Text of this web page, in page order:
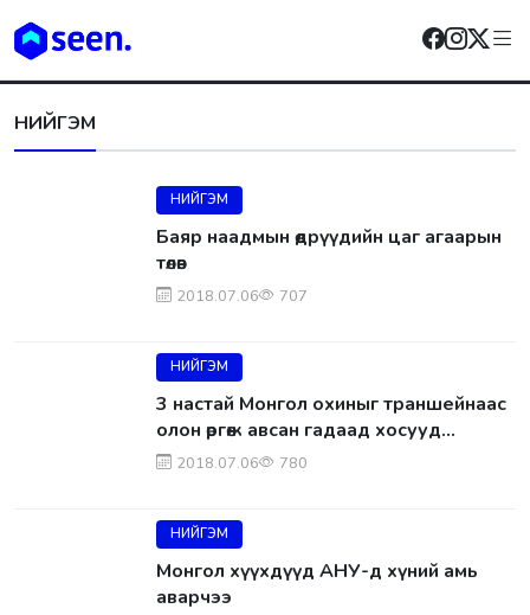
НИЙГЭМ
НИЙГЭМ
Баяр наадмын өдрүүдийн цаг агаарын
төлөв
2018.07.06 707
НИЙГЭМ
3 настай Монгол охиныг траншейнаас
олон өргөж авсан гадаад хосууд
Монголчуудад хандан хэлжээ
2018.07.06 780
НИЙГЭМ
Монгол хүүхдүүд АНУ-д хүний амь
аварчээ